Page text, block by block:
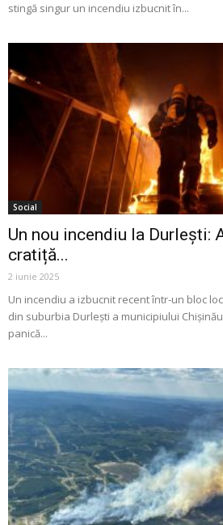
stingă singur un incendiu izbucnit în...
Social
Un nou incendiu la Durlești:
cratiță...
2 iunie 2025
Un incendiu a izbucnit recent într-un bloc
din suburbia Durlești a municipiului
panică...